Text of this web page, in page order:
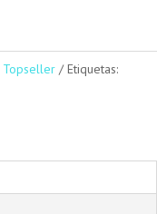
Topseller
Etiquetas: